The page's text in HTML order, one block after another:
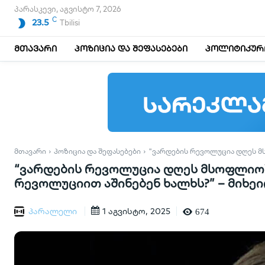
პარასკევი, აგვისტო 7, 2026
23.5 C Tbilisi
მთავარი პოზიცია და შეფასებები
ᲛᲗᲐᲕᲐᲠᲘ ᲞᲝᲖᲘᲪᲘᲐ ᲓᲐ ᲨᲔᲤᲐᲡᲔᲑᲔᲑᲘ "ᲕᲐᲠᲓᲔᲑᲘᲡ ᲠᲔᲕᲝᲚᲣᲪᲘᲐ ᲓᲦᲔᲡ
“ვარდების რევოლუცია დღეს
რევოლუციით აშინებენ ხალხს?” –
პარალელი 1 აგვისტო, 2025 674